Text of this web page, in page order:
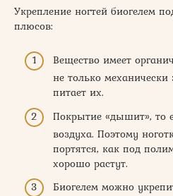
Укрепление ногтей биогелем
плюсов:
Вещество имеет
не только
питает их.
Покрытие «дышит», то
воздуха. Поэтому
портятся, как под
хорошо растут.
Биогелем можно